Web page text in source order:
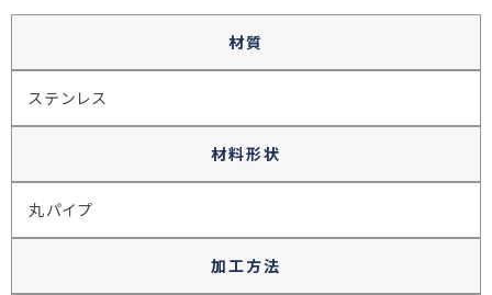
材質
ステンレス
材料形状
丸パイプ
加工方法